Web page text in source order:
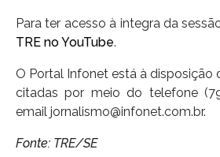
Para ter acesso à integra da
TRE no YouTube.
O Portal Infonet está à disposição
citadas por meio do telefone
email jornalismo@infonet.com.br.
Fonte: TRE/SE